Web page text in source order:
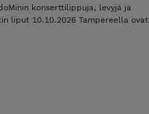
konserttilippuja, levyjä ja
liput 10.10.2026 Tampereella ovat